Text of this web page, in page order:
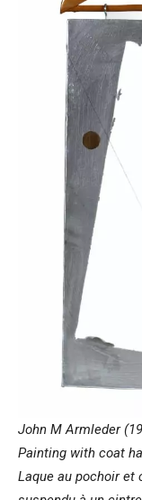
John M Armleder
Painting with coat
Laque au pochoir et